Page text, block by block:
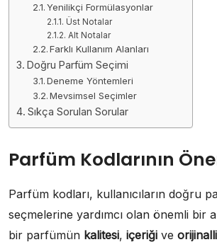
Yenilikçi Formülasyonlar
Üst Notalar
Alt Notalar
Farklı Kullanım Alanları
Doğru Parfüm Seçimi
Deneme Yöntemleri
Mevsimsel Seçimler
Sıkça Sorulan Sorular
Parfüm Kodlarının
Parfüm kodları, kullanıcıların doğru
seçmelerine yardımcı olan önemli bir
bir parfümün kalitesi, içeriği ve